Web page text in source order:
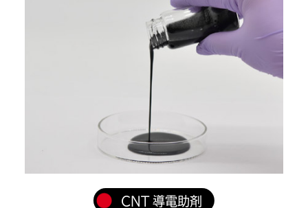
CNT 導電助剤